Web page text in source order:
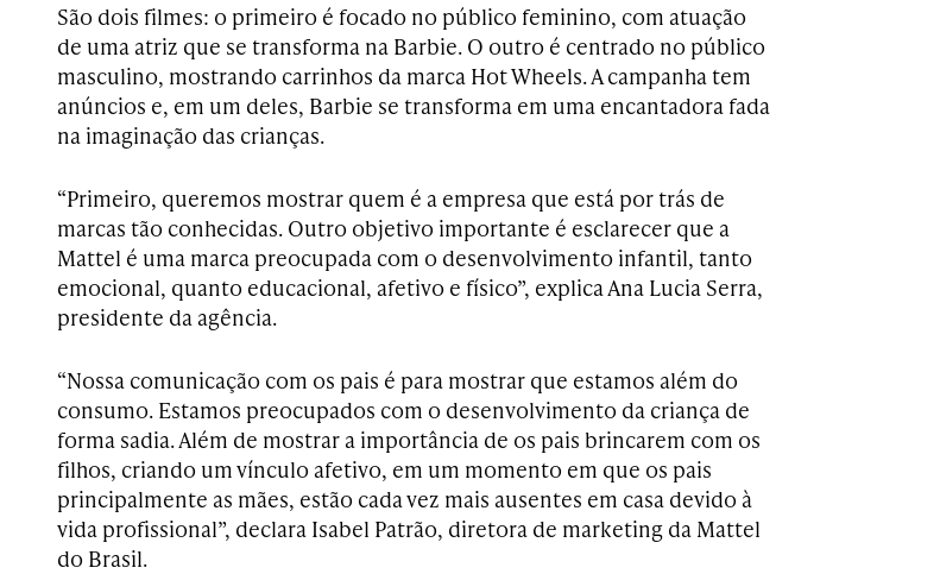
São dois filmes: o primeiro é focado no público feminino, com atuação
de uma atriz que se transforma na Barbie. O outro é centrado no público
masculino, mostrando carrinhos da marca Hot Wheels. A campanha tem
anúncios e, em um deles, Barbie se transforma em uma encantadora fada
na imaginação das crianças.
“Primeiro, queremos mostrar quem é a empresa que está por trás de
marcas tão conhecidas. Outro objetivo importante é esclarecer que a
Mattel é uma marca preocupada com o desenvolvimento infantil, tanto
emocional, quanto educacional, afetivo e físico”, explica Ana Lucia Serra,
presidente da agência.
“Nossa comunicação com os pais é para mostrar que estamos além do
consumo. Estamos preocupados com o desenvolvimento da criança de
forma sadia. Além de mostrar a importância de os pais brincarem com os
filhos, criando um vínculo afetivo, em um momento em que os pais
principalmente as mães, estão cada vez mais ausentes em casa devido à
vida profissional”, declara Isabel Patrão, diretora de marketing da Mattel
do Brasil.